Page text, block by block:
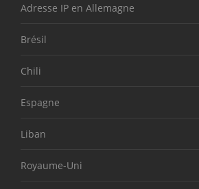
Adresse IP en Allemagne
Brésil
Chili
Espagne
Liban
Royaume-Uni